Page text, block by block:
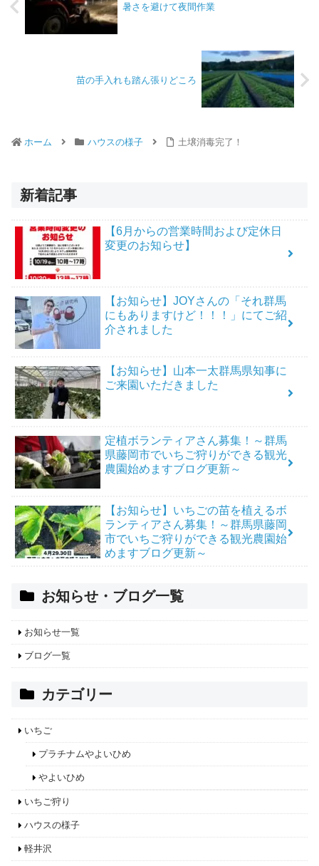
暑さを避けて夜間作業
苗の手入れも踏ん張りどころ
ホーム ハウスの様子 土壌消毒完了！
新着記事
【6月からの営業時間および定休日
変更のお知らせ】
【お知らせ】JOYさんの「それ群馬
にもありますけど！！！」にてご紹
介されました
【お知らせ】山本一太群馬県知事に
ご来園いただきました
定植ボランティアさん募集！～群馬
県藤岡市でいちご狩りができる観光
農園始めますブログ更新～
【お知らせ】いちごの苗を植えるボ
ランティアさん募集！～群馬県藤岡
市でいちご狩りができる観光農園始
めますブログ更新～
お知らせ・ブログ一覧
お知らせ一覧
ブログ一覧
カテゴリー
いちご
プラチナムやよいひめ
やよいひめ
いちご狩り
ハウスの様子
軽井沢